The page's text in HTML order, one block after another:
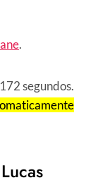
.
segundos.